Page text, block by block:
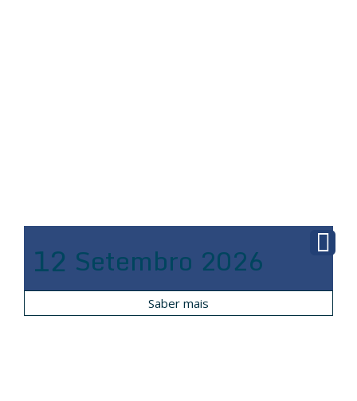
12 Setembro 2026
Saber mais